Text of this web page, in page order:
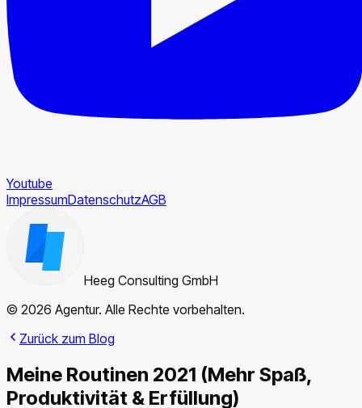
Youtube
ImpressumDatenschutzAGB
Heeg Consulting GmbH
© 2026 Agentur. Alle Rechte vorbehalten.
Zurück zum Blog
Meine Routinen 2021 (Mehr Spaß,
Produktivität & Erfüllung)